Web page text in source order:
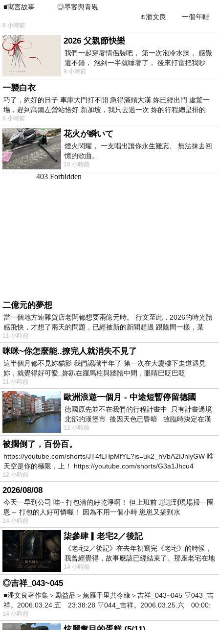
■寓言故事 ◎墨客與青硯
⊕潘文良 一個年輕
的墨客，在京城的古玩肆裡
9 小時前
2026 父親節快樂
我們一起穿著情侶裝吧， 第一次泡冷水澡， 感覺
還不錯， 泡到一半就睡著了， 後來打雷把我吵
醒， 手
9 小時前
一襲白衣
巧了，約好的日子 車庫大門打不開 急得滿頭大漢 妳已經出門 虛驚一
場，趕到高鐵左營站恰好 新加坡，我只去過一次 妳的行程總是排的
9 小時前
花火が瞬いて
煙火閃耀， 一支唱出讓你永生難忘、 無法抹去回
憶的歌曲。
10 小時前
二億元的夢想
當一個地方連雜貨店老闆都想要兩億元時。 行文至此，2026的時光體
感飛快，才想了兩天的問題，已經被新的新聞趕過 跟陰間一樣，某
11 小時前
咪咪~你怎麼能..撩完人就消失不見了
這半個月都不見妳貓影 我們認識半年了 第一次在大廈樓下走道遇見
妳，就覺得好可愛..妳趴在羅馬柱與牆體中間，眼睛巴眨巴眨
11 小時前
歐洲浪遊一個月 - 中途短暫停留德國
德國原先並不在我們的行程計畫中 只有計畫過境
北部的漢堡市 後因天色已昏暗 故臨時決定在漢
堡市吃晚餐和過夜
12 小時前
被擱倒了，百份百。
https://youtube.com/shorts/JT4fLHpMfYE?is=uk2_hVbA2IJnlyGW 唯
天空是你的極限，上！ https://youtube.com/shorts/G3a1Jhcu4
12 小時前
2026/08/08
今天一早到公司 哇~ 打包清的好乾淨啊！ 但上班前 崽崽到現場掃一圈
恩～ 打包的人好可憐喔！ 因為不用一個小時 崽崽又搞到水
14 小時前
柒參肆▎老宅2／後記
《老宅2／後記》在去年初寫完《老宅》的時候，
我曾經覺得，故事應該已經結束了。那座老宅在地
震中倒塌，七個人終於離開那片黑暗，
14 小時前
◎吉祥_043~045
■潘文良著作集＞勵益品＞魚雁千里共今緣＞吉祥_043~045 ▽043_吉
祥。2006.03.24.五 23:38:28 ▽044_吉祥。2006.03.25.六 00:00:
14 小時前